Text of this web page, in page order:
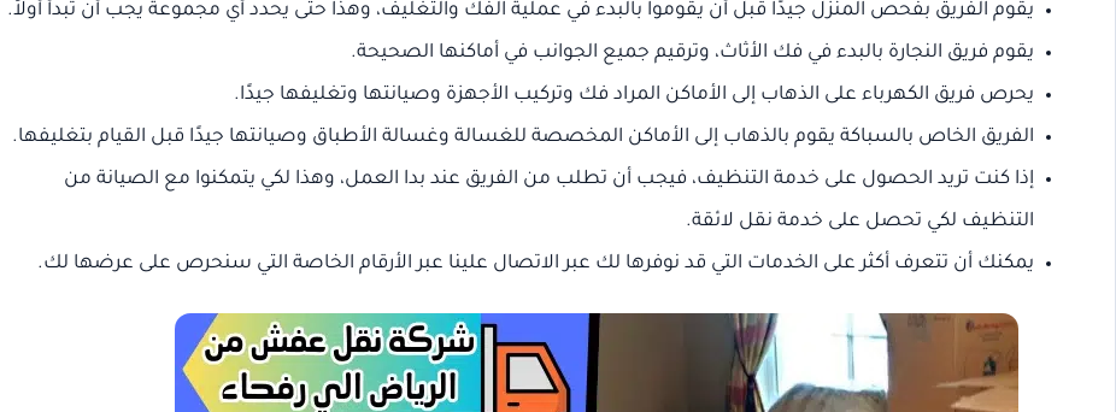
يقوم الفريق بفحص المنزل جيدًا قبل أن يقوموا بالبدء في عملية الفك والتغليف، وهذا حتى يحدد أي مجموعة يجب أن تبدأ أولاً.
يقوم فريق النجارة بالبدء في فك الأثاث، وترقيم جميع الجوانب في أماكنها الصحيحة.
يحرص فريق الكهرباء على الذهاب إلى الأماكن المراد فك وتركيب الأجهزة وصيانتها وتغليفها جيدًا.
الفريق الخاص بالسباكة يقوم بالذهاب إلى الأماكن المخصصة للغسالة وغسالة الأطباق وصيانتها جيدًا قبل القيام بتغليفها.
إذا كنت تريد الحصول على خدمة التنظيف، فيجب أن تطلب من الفريق عند بدا العمل، وهذا لكي يتمكنوا مع الصيانة من
التنظيف لكي تحصل على خدمة نقل لائقة.
يمكنك أن تتعرف أكثر على الخدمات التي قد نوفرها لك عبر الاتصال علينا عبر الأرقام الخاصة التي سنحرص على عرضها لك.